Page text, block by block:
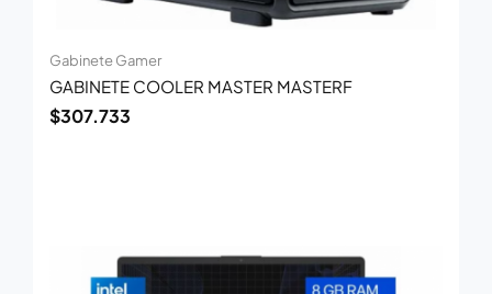
Gabinete Gamer
GABINETE COOLER MASTER MASTERF
$307.733